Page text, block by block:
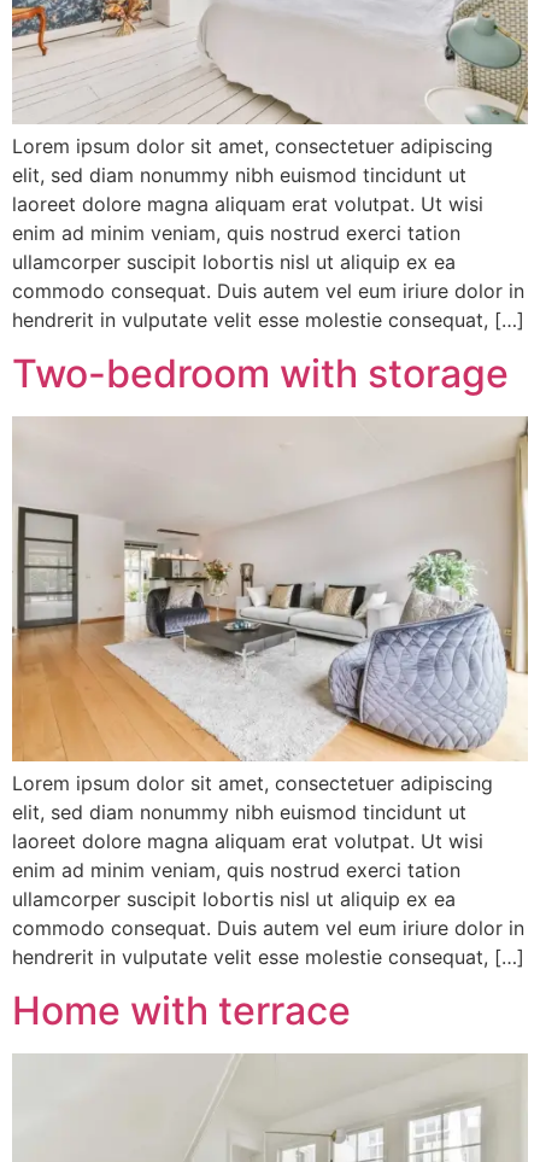
Lorem ipsum dolor sit amet, consectetuer adipiscing
elit, sed diam nonummy nibh euismod tincidunt ut
laoreet dolore magna aliquam erat volutpat. Ut wisi
enim ad minim veniam, quis nostrud exerci tation
ullamcorper suscipit lobortis nisl ut aliquip ex ea
commodo consequat. Duis autem vel eum iriure dolor in
hendrerit in vulputate velit esse molestie consequat, […]
Two-bedroom with storage
Lorem ipsum dolor sit amet, consectetuer adipiscing
elit, sed diam nonummy nibh euismod tincidunt ut
laoreet dolore magna aliquam erat volutpat. Ut wisi
enim ad minim veniam, quis nostrud exerci tation
ullamcorper suscipit lobortis nisl ut aliquip ex ea
commodo consequat. Duis autem vel eum iriure dolor in
hendrerit in vulputate velit esse molestie consequat, […]
Home with terrace